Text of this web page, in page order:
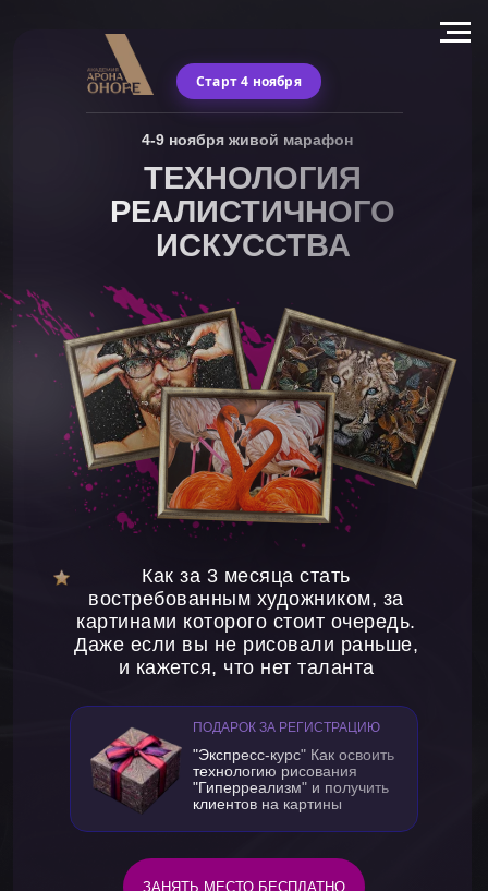
ЗАНЯТЬ МЕСТО БЕСПЛАТНО
ТЕХНОЛОГИЯ
РЕАЛИСТИЧНОГО
ИСКУССТВА
4-9 ноября живой марафон
ПОДАРОК ЗА РЕГИСТРАЦИЮ
"Экспресс-курс" Как освоить
технологию рисования
"Гиперреализм" и получить
клиентов на картины
Как за 3 месяца стать
востребованным художником, за
картинами которого стоит очередь.
Даже если вы не рисовали раньше,
и кажется, что нет таланта
Старт 4 ноября